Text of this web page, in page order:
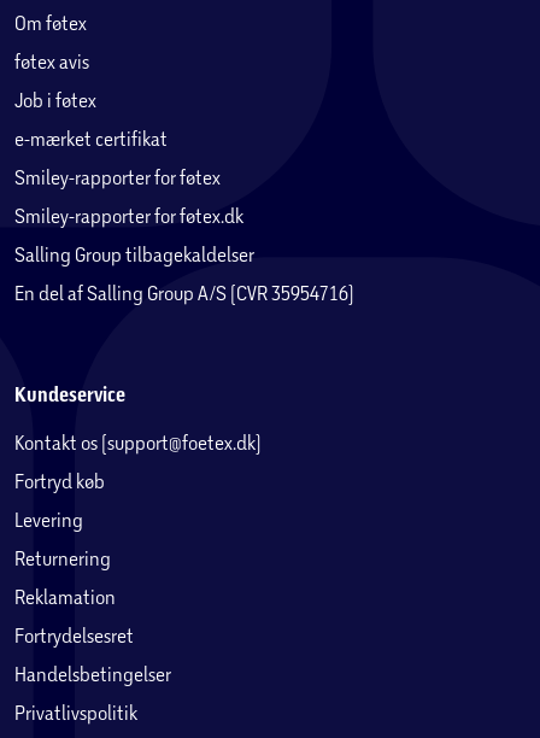
Om føtex
føtex avis
Job i føtex
e-mærket certifikat
Smiley-rapporter for føtex
Smiley-rapporter for føtex.dk
Salling Group tilbagekaldelser
En del af Salling Group A/S (CVR 35954716)
Kundeservice
Kontakt os (support@foetex.dk)
Fortryd køb
Levering
Returnering
Reklamation
Fortrydelsesret
Handelsbetingelser
Privatlivspolitik